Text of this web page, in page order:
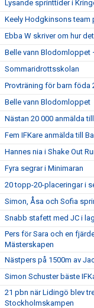
Lysande sprinttider i
Keely Hodgkinsons team
Ebba W skriver om hur
Belle vann Blodomloppet
Sommaridrottsskolan
Provträning för barn föda
Belle vann Blodomloppet
Nästan 20 000 anmälda
Fem IFKare anmälda till
Hannes nia i Shake Out
Fyra segrar i Minimaran
20 topp-20-placeringar i
Simon, Åsa och Sofia
Snabb stafett med JC i
Pers för Sara och en
Mästerskapen
Nästpers på 1500m av
Simon Schuster bäste
21 pbn när Lidingö blev
Stockholmskampen